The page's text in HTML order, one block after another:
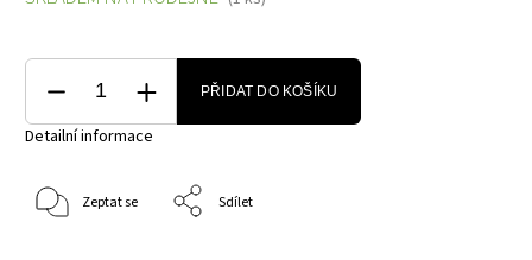
PŘIDAT DO KOŠÍKU
Detailní informace
Zeptat se Sdílet